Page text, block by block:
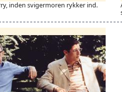
inden svigermoren rykker ind.